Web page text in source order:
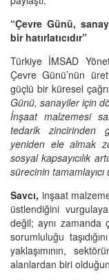
“Çevre Günü,
bir hatırlatıcıdır”
Türkiye İMSAD
Çevre Günü’nün
güçlü bir küresel
Günü, sanayiler için
İnşaat malzemesi
tedarik zincirinden
yeniden ele almak
sosyal kapsayıcılık
sürecinin tamamlayıcı
Savcı, inşaat
üstlendiğini
değil; aynı zamanda
sorumluluğu
yaklaşımının,
alanlardan biri